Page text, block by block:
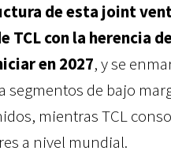
de esta joint
con la herencia
en 2027, y se
segmentos de bajo
mientras TCL
a nivel mundial.